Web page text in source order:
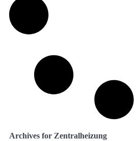
Archives for Zentralheizung